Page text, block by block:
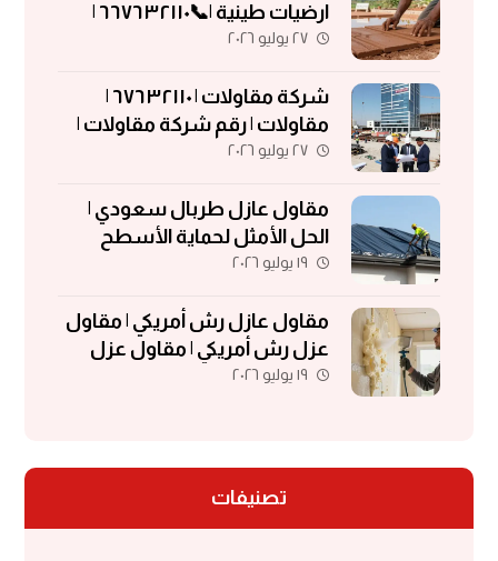
ارضيات طينية |📞٦٦٧٦٣٢١١٠ |
الواح طينية | معلم تركيب الواح
٢٧ يوليو ٢٠٢٦
شركة مقاولات | ٦٧٦٣٢١١٠ |
مقاولات | رقم شركة مقاولات |
مقاولات الكويت
٢٧ يوليو ٢٠٢٦
مقاول عازل طربال سعودي |
الحل الأمثل لحماية الأسطح
والمباني
١٩ يوليو ٢٠٢٦
مقاول عازل رش أمريكي | مقاول
عزل رش أمريكي | مقاول عزل
فوم | مقاول فوم أمريكي
١٩ يوليو ٢٠٢٦
تصنيفات